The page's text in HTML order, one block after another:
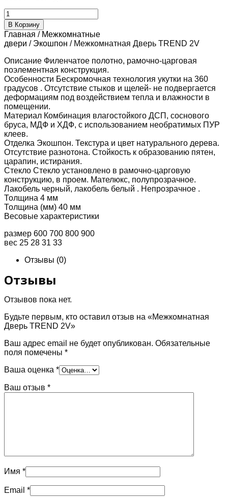
Количество
товара
Межкомнатная
Дверь
TREND
2V
В Корзину
Главная / Межкомнатные
двери / Экошпон / Межкомнатная Дверь TREND 2V
Описание Филенчатое полотно, рамочно-царговая
поэлементная конструкция.
Особенности Бескромочная технология укутки на 360
градусов . Отсутствие стыков и щелей- не подвергается
деформациям под воздействием тепла и влажности в
помещении.
Материал Комбинация влагостойкого ДСП, соснового
бруса, МДФ и ХДФ, с использованием необратимых ПУР
клеев.
Отделка Экошпон. Текстура и цвет натурального дерева.
Отсутствие разнотона. Стойкость к образованию пятен,
царапин, истирания.
Стекло Стекло установлено в рамочно-царговую
конструкцию, в проем. Мателюкс, полупрозрачное.
Лакобель черный, лакобель белый . Непрозрачное .
Толщина 4 мм
Толщина (мм) 40 мм
Весовые характеристики
размер 600 700 800 900
вес 25 28 31 33
Отзывы (0)
Отзывы
Отзывов пока нет.
Будьте первым, кто оставил отзыв на «Межкомнатная
Дверь TREND 2V»
Ваш адрес email не будет опубликован. Обязательные
поля помечены *
Ваша оценка *
Ваш отзыв *
Имя *
Email *